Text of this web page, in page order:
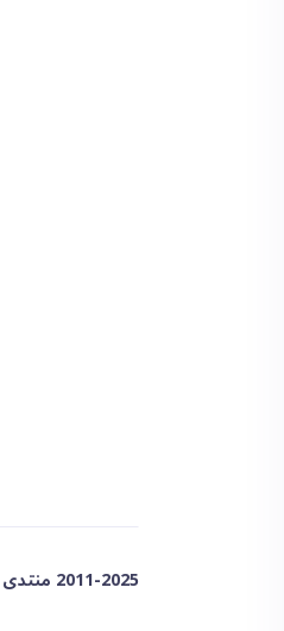
2011-2025 منتدى تقارب